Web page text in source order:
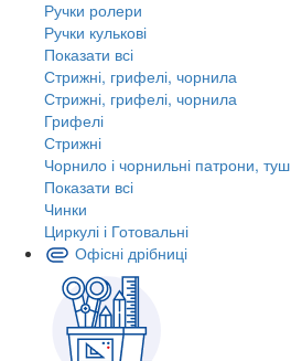
Ручки ролери
Ручки кулькові
Показати всі
Стрижні, грифелі, чорнила
Стрижні, грифелі, чорнила
Грифелі
Стрижні
Чорнило і чорнильні патрони, туш
Показати всі
Чинки
Циркулі і Готовальні
Офісні дрібниці